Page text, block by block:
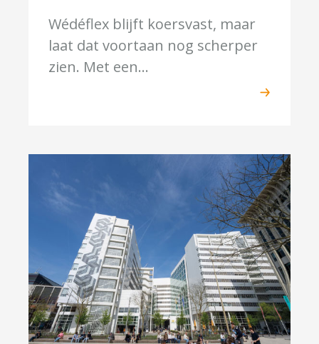
Wédéflex blijft koersvast, maar
laat dat voortaan nog scherper
zien. Met een...